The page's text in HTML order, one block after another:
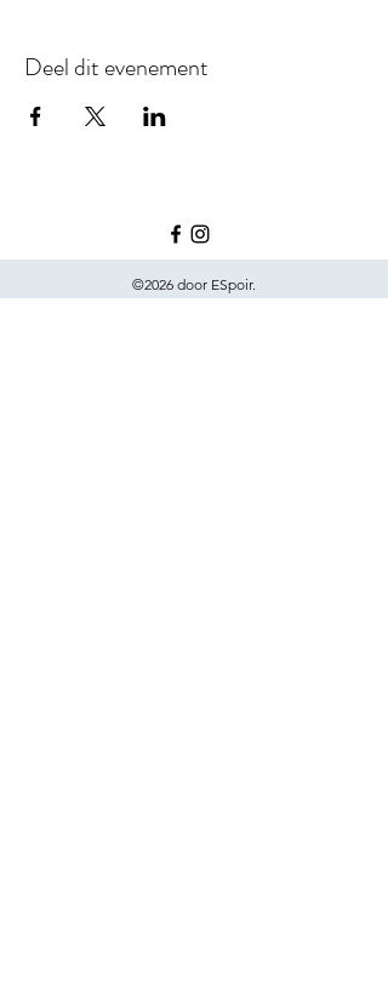
Deel dit evenement
©2026 door ESpoir.